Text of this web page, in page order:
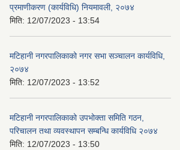
प्रमाणीकरण (कार्यविधि) नियमावली, २०७४
मिति: 12/07/2023 - 13:54
मटिहानी नगरपालिकाको नगर सभा सञ्चालन कार्यविधि,
२०७४
मिति: 12/07/2023 - 13:52
मटिहानी नगरपालिकाको उपभोक्ता समिति गठन,
परिचालन तथा व्यवस्थापन सम्बन्धि कार्यविधि २०७४
मिति: 12/07/2023 - 13:50